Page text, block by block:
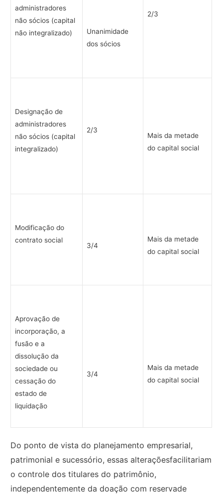
administradores
não sócios (capital
não integralizado)
Unanimidade
dos sócios
2/3
Designação de
administradores
não sócios (capital
integralizado)
2/3
Mais da metade
do capital social
Modificação do
contrato social
3/4
Mais da metade
do capital social
Aprovação de
incorporação, a
fusão e a
dissolução da
sociedade ou
cessação do
estado de
liquidação
3/4
Mais da metade
do capital social
Do ponto de vista do planejamento empresarial,
patrimonial e sucessório, essas alteraçõesfacilitariam
o controle dos titulares do patrimônio,
independentemente da doação com reservade